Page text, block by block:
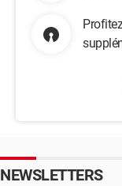
NEWSLETTERS